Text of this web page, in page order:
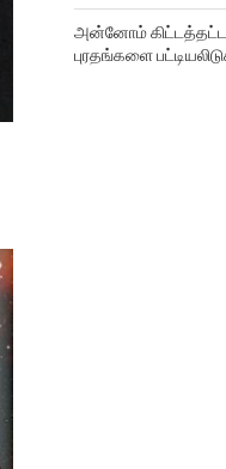
அன்னோம் கிட்டத்தட்ட
புரதங்களை